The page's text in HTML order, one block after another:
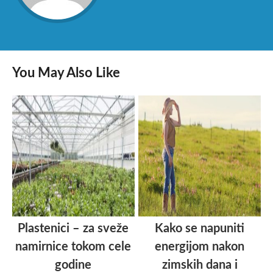
You May Also Like
Plastenici – za sveže
namirnice tokom cele
godine
Kako se napuniti
energijom nakon
zimskih dana i